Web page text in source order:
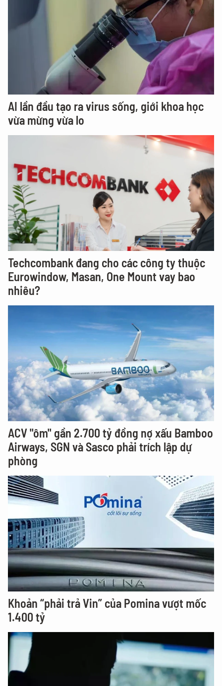
AI lần đầu tạo ra virus sống, giới khoa học
vừa mừng vừa lo
Techcombank đang cho các công ty thuộc
Eurowindow, Masan, One Mount vay bao
nhiêu?
ACV "ôm" gần 2.700 tỷ đồng nợ xấu Bamboo
Airways, SGN và Sasco phải trích lập dự
phòng
Khoản “phải trả Vin” của Pomina vượt mốc
1.400 tỷ